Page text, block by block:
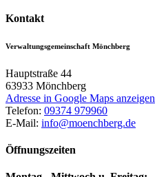
Kontakt
Verwaltungsgemeinschaft Mönchberg
Hauptstraße 44
63933 Mönchberg
Adresse in Google Maps anzeigen
Telefon: 09374 979960
E-Mail: info@moenchberg.de
Öffnungszeiten